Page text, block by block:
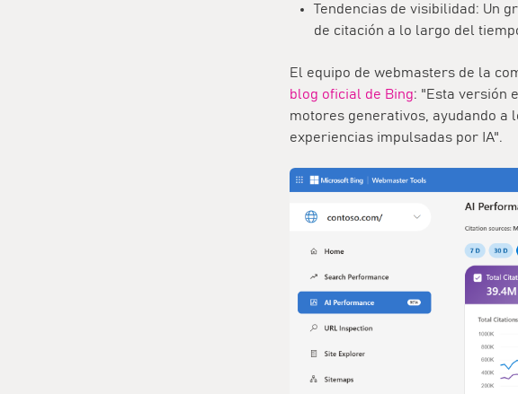
Tendencias de visibilidad: Un
de citación a lo largo del
El equipo de webmasters de la
blog oficial de Bing: "Esta versión
motores generativos, ayudando a
experiencias impulsadas por IA".